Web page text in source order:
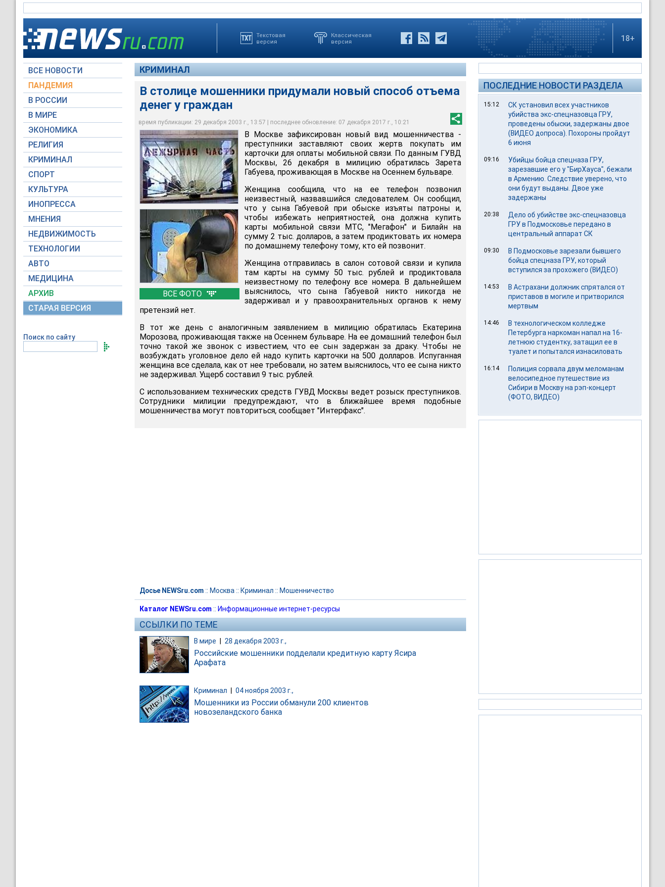
Текстовая
версия
Классическая
версия
18+
ВСЕ НОВОСТИ
ПАНДЕМИЯ
В РОССИИ
В МИРЕ
ЭКОНОМИКА
РЕЛИГИЯ
КРИМИНАЛ
СПОРТ
КУЛЬТУРА
ИНОПРЕССА
МНЕНИЯ
НЕДВИЖИМОСТЬ
ТЕХНОЛОГИИ
АВТО
МЕДИЦИНА
АРХИВ
СТАРАЯ ВЕРСИЯ
Поиск по сайту
КРИМИНАЛ
В столице мошенники придумали новый способ отъема
денег у граждан
время публикации: 29 декабря 2003 г., 13:57 | последнее обновление: 07 декабря 2017 г., 10:21
ВСЕ ФОТО
По данным ГУВД Москвы, 26 декабря в милицию обратилась Зарета Габуева,
проживающая в Москве на Осеннем бульваре
Архив NEWSru.com
Женщина сообщила, что на ее телефон позвонил неизвестный, назвавшийся
следователем
Архив NEWSru.com
Он сообщил, что у сына Габуевой при обыске изъяты патроны и, чтобы избежать
неприятностей, она должна купить карты мобильной связи МТС, "Мегафон" и Билайн
на сумму 2 тыс. долларов
Архив NEWSru.com
В Москве зафиксирован новый вид мошенничества -
преступники заставляют своих жертв покупать им
карточки для оплаты мобильной связи. По данным ГУВД
Москвы, 26 декабря в милицию обратилась Зарета
Габуева, проживающая в Москве на Осеннем бульваре.
Женщина сообщила, что на ее телефон позвонил
неизвестный, назвавшийся следователем. Он сообщил,
что у сына Габуевой при обыске изъяты патроны и,
чтобы избежать неприятностей, она должна купить
карты мобильной связи МТС, "Мегафон" и Билайн на
сумму 2 тыс. долларов, а затем продиктовать их номера
по домашнему телефону тому, кто ей позвонит.
Женщина отправилась в салон сотовой связи и купила
там карты на сумму 50 тыс. рублей и продиктовала
неизвестному по телефону все номера. В дальнейшем
выяснилось, что сына Габуевой никто никогда не
задерживал и у правоохранительных органов к нему
претензий нет.
В тот же день с аналогичным заявлением в милицию обратилась Екатерина
Морозова, проживающая также на Осеннем бульваре. На ее домашний телефон был
точно такой же звонок с известием, что ее сын задержан за драку. Чтобы не
возбуждать уголовное дело ей надо купить карточки на 500 долларов. Испуганная
женщина все сделала, как от нее требовали, но затем выяснилось, что ее сына никто
не задерживал. Ущерб составил 9 тыс. рублей.
С использованием технических средств ГУВД Москвы ведет розыск преступников.
Сотрудники милиции предупреждают, что в ближайшее время подобные
мошенничества могут повториться, сообщает "Интерфакс".
Досье NEWSru.com :: Москва :: Криминал :: Мошенничество
Каталог NEWSru.com :: Информационные интернет-ресурсы
ССЫЛКИ ПО ТЕМЕ
В мире 28 декабря 2003 г.,
Российские мошенники подделали кредитную карту Ясира
Арафата
Криминал 04 ноября 2003 г.,
Мошенники из России обманули 200 клиентов
новозеландского банка
ПОСЛЕДНИЕ НОВОСТИ РАЗДЕЛА
15:12
СК установил всех участников
убийства экс-спецназовца ГРУ,
проведены обыски, задержаны двое
(ВИДЕО допроса). Похороны пройдут
6 июня
09:16
Убийцы бойца спецназа ГРУ,
зарезавшие его у "БирХауса", бежали
в Армению. Следствие уверено, что
они будут выданы. Двое уже
задержаны
20:38
Дело об убийстве экс-спецназовца
ГРУ в Подмосковье передано в
центральный аппарат СК
09:30
В Подмосковье зарезали бывшего
бойца спецназа ГРУ, который
вступился за прохожего (ВИДЕО)
14:53
В Астрахани должник спрятался от
приставов в могиле и притворился
мертвым
14:46
В технологическом колледже
Петербурга наркоман напал на 16-
летнюю студентку, затащил ее в
туалет и попытался изнасиловать
16:14
Полиция сорвала двум меломанам
велосипедное путешествие из
Сибири в Москву на рэп-концерт
(ФОТО, ВИДЕО)